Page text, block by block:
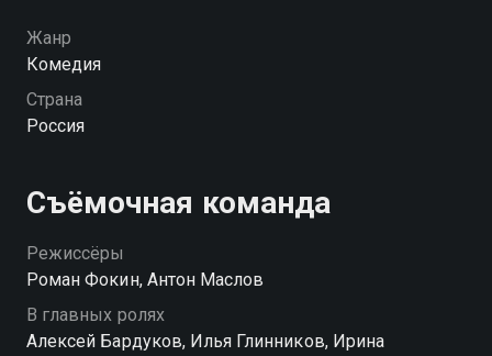
— бюджетную гостиницу. У них есть все, чтобы
преуспеть — организаторские способности одного,
дизайнерский талант другого и, разумеется, сама
квартира. Что из этого получится? Знают только они,
идее состояться. Жизнь современной Москвы
глазами 20-летних и с высоты птичьего полета.
Посмотреть онлайн 1 сезон сериала Крыша мира
качестве на Смотрёшке
Жанр
Комедия
Страна
Россия
Съёмочная команда
Режиссёры
Роман Фокин, Антон Маслов
В главных ролях
Алексей Бардуков, Илья Глинников, Ирина